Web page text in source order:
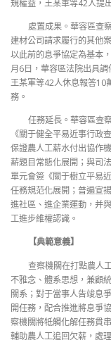
規權益，王某軍等42人提
處置成果。華容區查
建材公司請求履行的其他
以此前的息爭協定為基本
月6日，華容區法院出具
王某軍等42人休息報答10
務。
任務延長。華容區查
《關于健全平易近事行政
保證農人工薪水付出協作
薪題目常態化展開；與司
單元會簽《關于樹立平易
任務規范化展開；普遍宣
進社區、進企業運動，并
工進步維權認識。
【典範意義】
查察機關在打點農人
不雅念、體系思想，兼顧
關系；對于當事人告竣息
開任務，配合推進將息爭
察機關將牴觸化解任務貫
輔助農人工追回欠薪，處